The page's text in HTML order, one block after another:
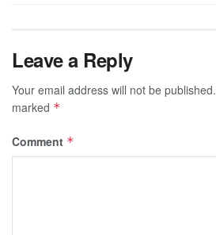
Leave a Reply
Your email address will not be published.
marked *
Comment *